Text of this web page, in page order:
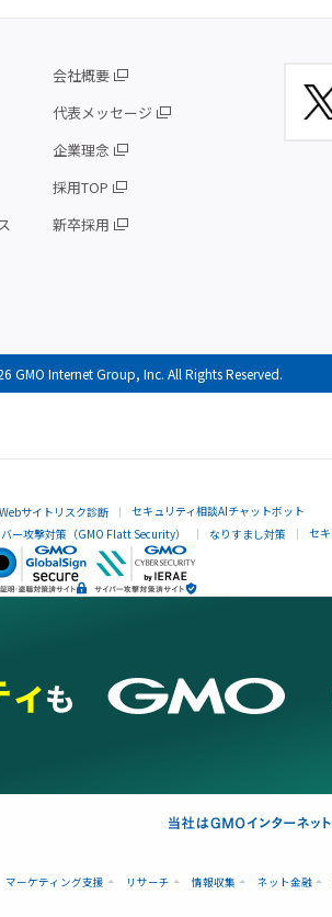
会社概要
代表メッセージ
企業理念
採用TOP
新卒採用
GMO Internet Group, Inc. All Rights Reserved.
Webサイトリスク診断
セキュリティ相談AIチャットボット
ー攻撃対策（GMO Flatt Security） なりすまし対策 セ
マーケティング支援 リサーチ 情報収集 ネット金融